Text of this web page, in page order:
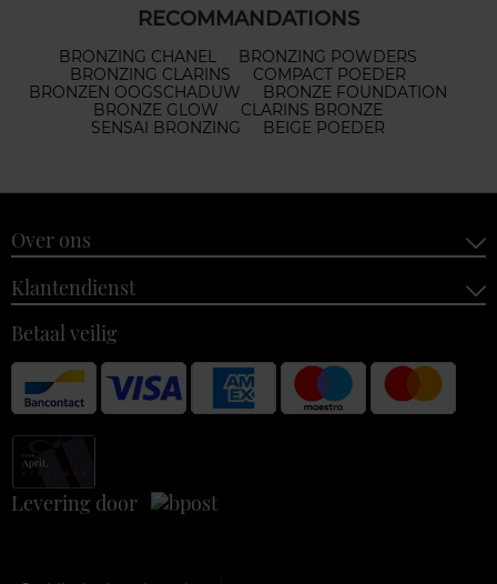
RECOMMANDATIONS
BRONZING CHANEL
BRONZING POWDERS
BRONZING CLARINS
COMPACT POEDER
BRONZEN OOGSCHADUW
BRONZE FOUNDATION
BRONZE GLOW
CLARINS BRONZE
SENSAI BRONZING
BEIGE POEDER
Over ons
Klantendienst
Betaal veilig
Levering door